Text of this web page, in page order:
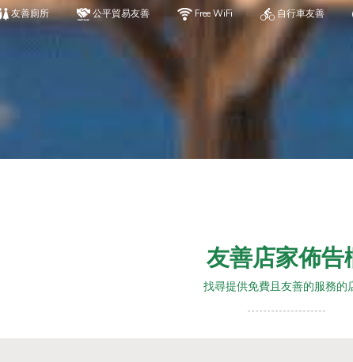
友善廁所
公平貿易友善 Free WiFi 自行車友善
友善店家佈告
找尋提供免費且友善的服務的